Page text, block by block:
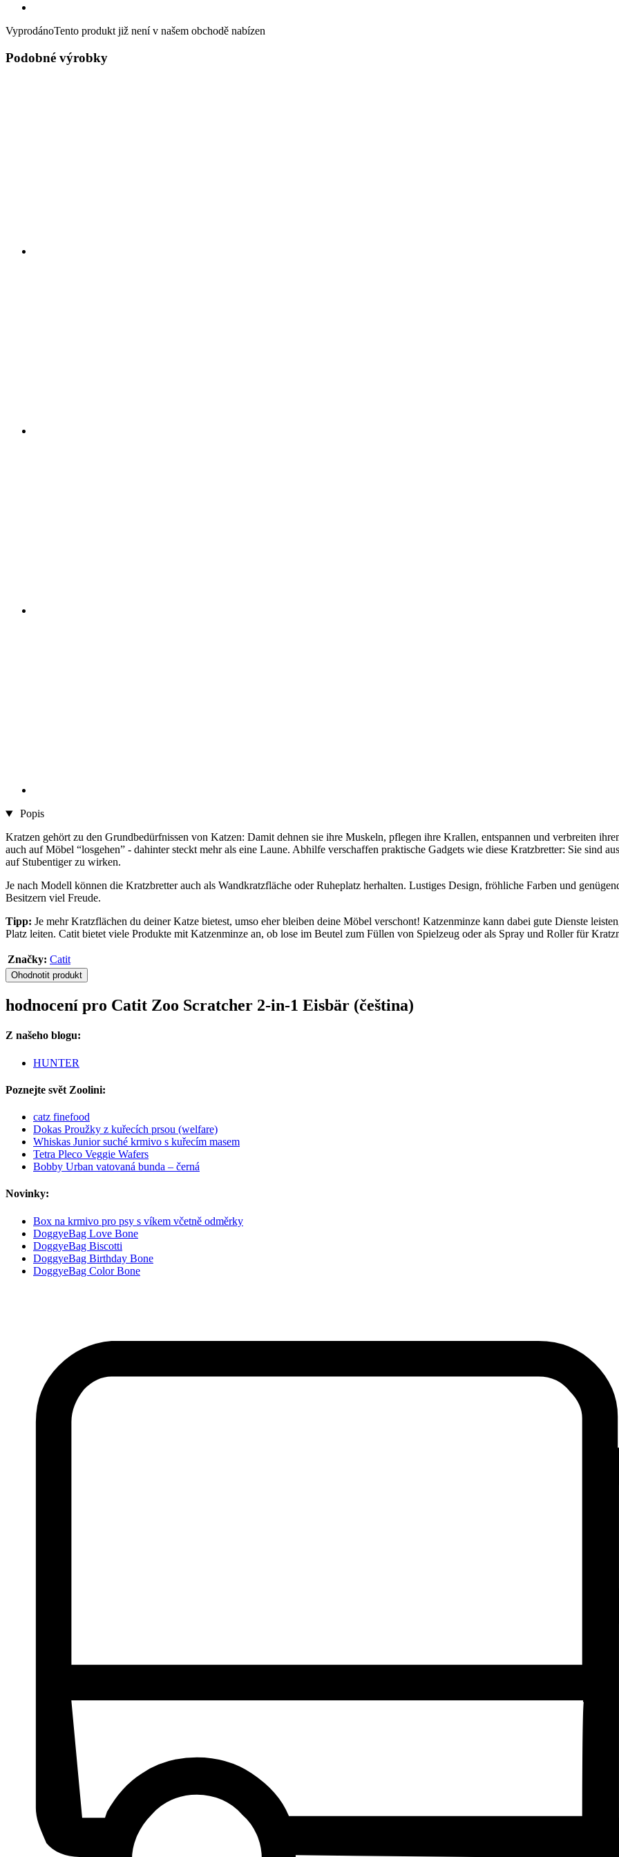
VyprodánoTento produkt již není v našem obchodě nabízen
Podobné výrobky
Popis
Kratzen gehört zu den Grundbedürfnissen von Katzen: Damit dehnen sie ihre Muskeln, pflegen ihre Krallen, entspannen und verbreiten
auch auf Möbel “losgehen” - dahinter steckt mehr als eine Laune. Abhilfe verschaffen praktische Gadgets wie diese Kratzbretter: Sie sind
auf Stubentiger zu wirken.
Je nach Modell können die Kratzbretter auch als Wandkratzfläche oder Ruheplatz herhalten. Lustiges Design, fröhliche Farben und
Besitzern viel Freude.
Tipp: Je mehr Kratzflächen du deiner Katze bietest, umso eher bleiben deine Möbel verschont! Katzenminze kann dabei gute Dienste
Platz leiten. Catit bietet viele Produkte mit Katzenminze an, ob lose im Beutel zum Füllen von Spielzeug oder als Spray und Roller für
Značky: Catit
Ohodnotit produkt
hodnocení pro Catit Zoo Scratcher 2-in-1 Eisbär (čeština)
Z našeho blogu:
HUNTER
Poznejte svět Zoolini:
catz finefood
Dokas Proužky z kuřecích prsou (welfare)
Whiskas Junior suché krmivo s kuřecím masem
Tetra Pleco Veggie Wafers
Bobby Urban vatovaná bunda – černá
Novinky:
Box na krmivo pro psy s víkem včetně odměrky
DoggyeBag Love Bone
DoggyeBag Biscotti
DoggyeBag Birthday Bone
DoggyeBag Color Bone